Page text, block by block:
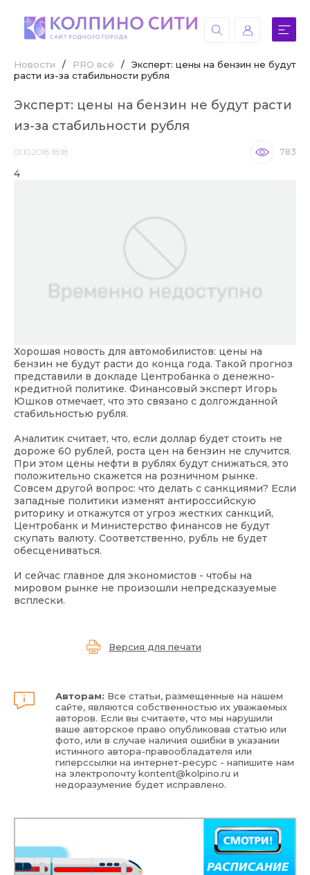
Новости / PRO всё /
Эксперт: цены на бензин не будут
расти из-за стабильности рубля
Эксперт: цены на бензин не будут расти
из-за стабильности рубля
01.10.2018 18:18 783
4
Хорошая новость для автомобилистов: цены на
бензин не будут расти до конца года. Такой прогноз
представили в докладе Центробанка о денежно-
кредитной политике. Финансовый эксперт Игорь
Юшков отмечает, что это связано с долгожданной
стабильностью рубля.
Аналитик считает, что, если доллар будет стоить не
дороже 60 рублей, роста цен на бензин не случится.
При этом цены нефти в рублях будут снижаться, это
положительно скажется на розничном рынке.
Совсем другой вопрос: что делать с санкциями? Если
западные политики изменят антироссийскую
риторику и откажутся от угроз жестких санкций,
Центробанк и Министерство финансов не будут
скупать валюту. Соответственно, рубль не будет
обесцениваться.
И сейчас главное для экономистов - чтобы на
мировом рынке не произошли непредсказуемые
всплески.
Версия для печати
Авторам: Все статьи, размещенные на нашем
сайте, являются собственностью их уважаемых
авторов. Если вы считаете, что мы нарушили
ваше авторское право опубликовав статью или
фото, или в случае наличия ошибки в указании
истинного автора-правообладателя или
гиперссылки на интернет-ресурс - напишите нам
на электропочтуkontent@kolpino.ru и
недоразумение будет исправлено.